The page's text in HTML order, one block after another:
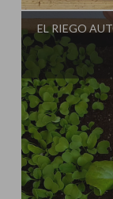
EL RIEGO